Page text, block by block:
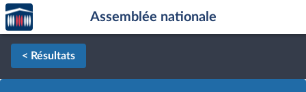
Aller au contenu
Aller en bas de la page
Accèder
à la
page
d'accueil
Assemblée nationale
< Résultats